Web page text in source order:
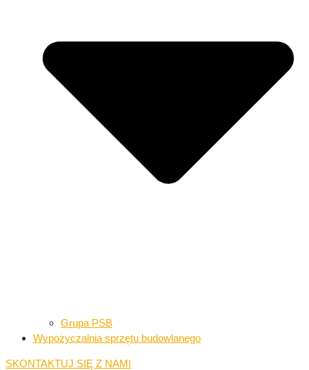
Grupa PSB
Wypożyczalnia sprzętu budowlanego
SKONTAKTUJ SIĘ Z NAMI